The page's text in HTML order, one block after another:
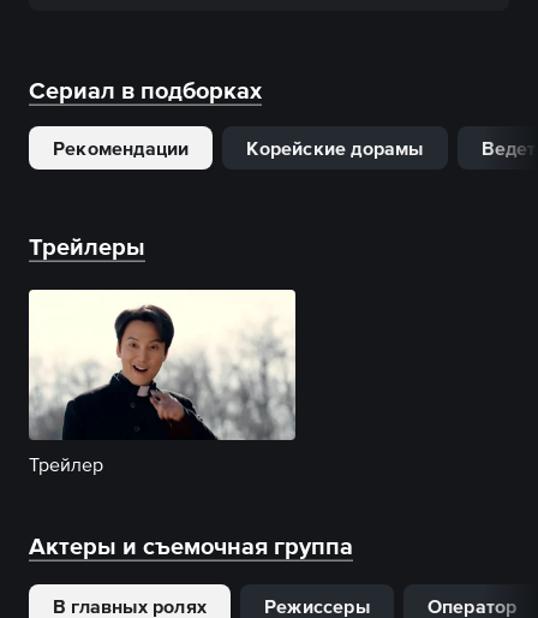
Сериал в подборках
Рекомендации Корейские дорамы
Трейлеры
Трейлер
Актеры и съемочная группа
В главных ролях Режиссеры Оператор